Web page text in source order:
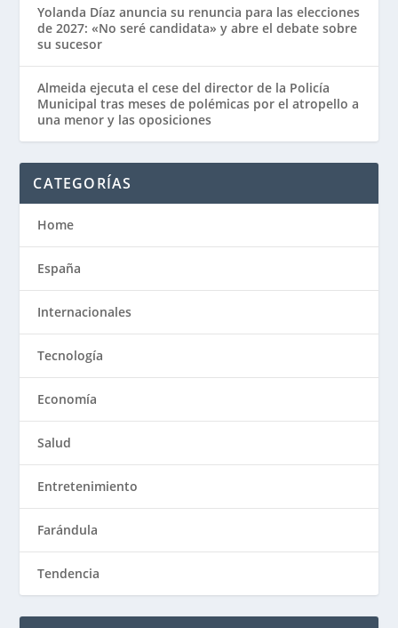
Yolanda Díaz anuncia su renuncia para las elecciones
de 2027: «No seré candidata» y abre el debate sobre
su sucesor
Almeida ejecuta el cese del director de la Policía
Municipal tras meses de polémicas por el atropello a
una menor y las oposiciones
CATEGORÍAS
Home
España
Internacionales
Tecnología
Economía
Salud
Entretenimiento
Farándula
Tendencia